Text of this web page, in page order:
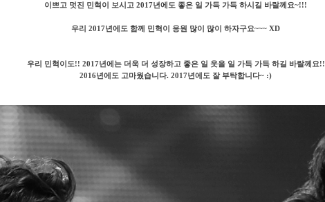
이쁘고 멋진 민혁이 보시고 2017년에도 좋은 일 가득 가득 하시길 바랄께요~!!!
우리 2017년에도 함께 민혁이 응원 많이 많이 하자구요~~~ XD
우리 민혁이도!! 2017년에는 더욱 더 성장하고 좋은 일 웃을 일 가득 가득 하길 바랄께요!!
2016년에도 고마웠습니다. 2017년에도 잘 부탁합니다~ :)